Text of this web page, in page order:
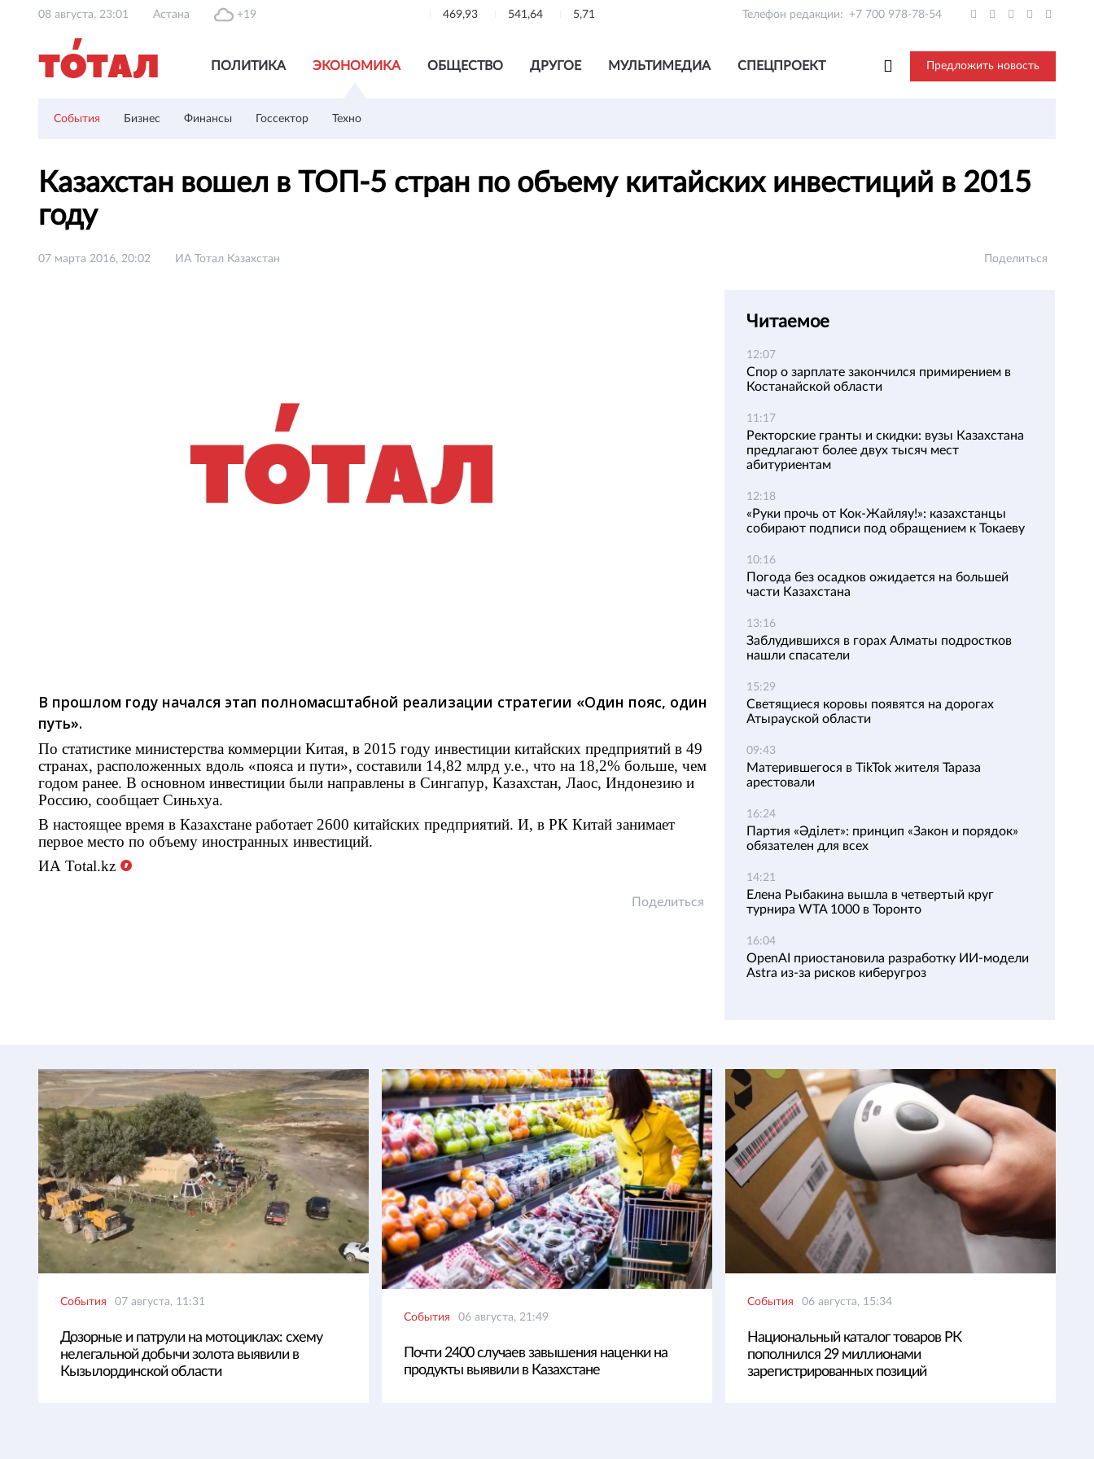
08 августа, 23:01 Астана +19 469,93 541,64 5,71 Телефон редакции: +7 700 978-78-54
ПОЛИТИКА ЭКОНОМИКА ОБЩЕСТВО ДРУГОЕ МУЛЬТИМЕДИА СПЕЦПРОЕКТ Предложить новость
События Бизнес Финансы Госсектор Техно
Казахстан вошел в ТОП-5 стран по объему китайских инвестиций в 2015
году
07 марта 2016, 20:02 ИА Тотал Казахстан Поделиться
В прошлом году начался этап полномасштабной реализации стратегии «Один пояс, один
путь».
По статистике министерства коммерции Китая, в 2015 году инвестиции китайских предприятий в 49
странах, расположенных вдоль «пояса и пути», составили 14,82 млрд у.е., что на 18,2% больше, чем
годом ранее. В основном инвестиции были направлены в Сингапур, Казахстан, Лаос, Индонезию и
Россию, сообщает Синьхуа.
В настоящее время в Казахстане работает 2600 китайских предприятий. И, в РК Китай занимает
первое место по объему иностранных инвестиций.
ИА Total.kz
Поделиться
Читаемое
12:07
Спор о зарплате закончился примирением в
Костанайской области
11:17
Ректорские гранты и скидки: вузы Казахстана
предлагают более двух тысяч мест
абитуриентам
12:18
«Руки прочь от Кок-Жайляу!»: казахстанцы
собирают подписи под обращением к Токаеву
10:16
Погода без осадков ожидается на большей
части Казахстана
13:16
Заблудившихся в горах Алматы подростков
нашли спасатели
15:29
Светящиеся коровы появятся на дорогах
Атырауской области
09:43
Матерившегося в TikTok жителя Тараза
арестовали
16:24
Партия «Әділет»: принцип «Закон и порядок»
обязателен для всех
14:21
Елена Рыбакина вышла в четвертый круг
турнира WTA 1000 в Торонто
16:04
OpenAI приостановила разработку ИИ-модели
Astra из-за рисков киберугроз
События 07 августа, 11:31
Дозорные и патрули на мотоциклах: схему
нелегальной добычи золота выявили в
Кызылординской области
События 06 августа, 21:49
Почти 2400 случаев завышения наценки на
продукты выявили в Казахстане
События 06 августа, 15:34
Национальный каталог товаров РК
пополнился 29 миллионами
зарегистрированных позиций